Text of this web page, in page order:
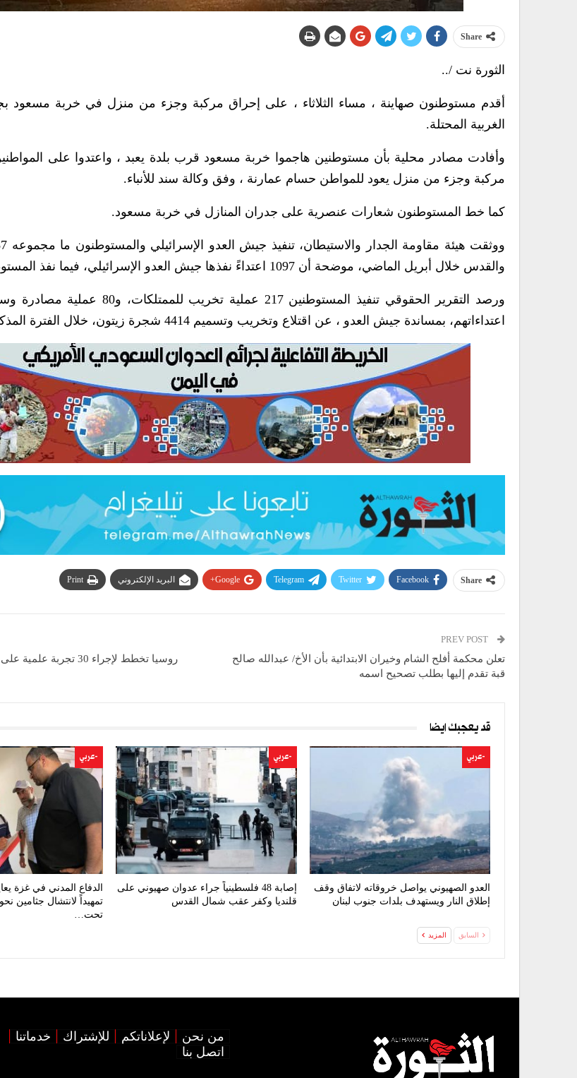
Share
الثورة نت /..
أقدم مستوطنون صهاينة ، مساء الثلاثاء ، على إحراق مركبة وجزء من منزل في خربة مسعود
الغربية المحتلة.
وأفادت مصادر محلية بأن مستوطنين هاجموا خربة مسعود قرب بلدة يعبد ، واعتدوا على
مركبة وجزء من منزل يعود للمواطن حسام عمارنة ، وفق وكالة سند للأنباء.
كما خط المستوطنون شعارات عنصرية على جدران المنازل في خربة مسعود.
والقدس خلال أبريل الماضي، موضحة أن 1097 اعتداءً نفذها جيش العدو الإسرائيلي، فيما نفذ المستوطنون 540 اعتداءً.
ورصد التقرير الحقوقي تنفيذ المستوطنين 217 عملية
اعتداءاتهم، بمساندة جيش العدو ، عن اقتلاع وتخريب وتسميم 4414 شجرة زيتون، خلال الفترة المذكورة نفسها.
Share
Facebook
Twitter
Telegram
Google+ البريد الإلكتروني Print
تعلن محكمة أفلح الشام وخيران الابتدائية بأن الأخ/ عبدالله صالح
قبة تقدم إليها بطلب تصحيح اسمه
روسيا تخطط لإجراء 30 تجربة علمية على متن محطتها المدارية
قد يعجبك ايضا
-عربي
العدو الصهيوني يواصل خروقاته لاتفاق وقف
إطلاق النار ويستهدف بلدات جنوب لبنان
-عربي
إصابة 48 فلسطينياً جراء عدوان صهيوني على
قلنديا وكفر عقب شمال القدس
-عربي
تحت…
السابق المزيد
من نحن لإعلاناتكم للإشتراك
خدماتنا
اتصل بنا